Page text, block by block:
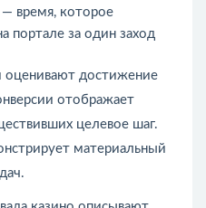
— время, которое
портале за один заход
оценивают достижение
отображает
целевое шаг.
материальный